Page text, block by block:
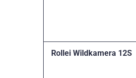
Rollei Wildkamera 12S